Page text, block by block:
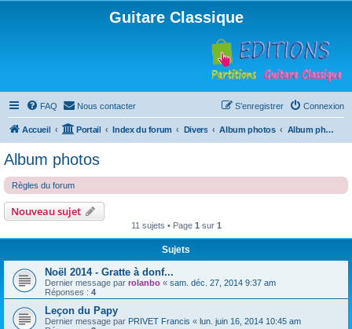
Guitare Classique
FAQ Nous contacter Connexion
S’enregistrer
Accueil Portail Index du forum Divers Album photos Album photos
Album photos
Règles du forum
Nouveau sujet
11 sujets • Page 1 sur 1
Sujets
Noël 2014 - Gratte à donf...
Dernier message par rolanbo « sam. déc. 27, 2014 9:37 am
Réponses : 4
Leçon du Papy
Dernier message par PRIVET Francis « lun. juin 16, 2014 10:45 am